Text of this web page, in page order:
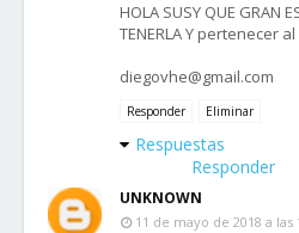
HOLA SUSY QUE GRAN
TENERLA Y pertenecer
diegovhe@gmail.com
Responder Eliminar
Respuestas
Responder
UNKNOWN
11 de mayo de 2018 a las